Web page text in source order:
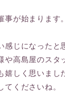
が始まります。
じになったと
や高島屋のスタ
しく思いまし
くださいね。